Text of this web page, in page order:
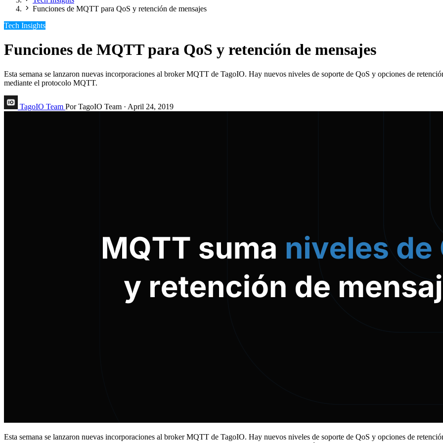
Funciones de MQTT para QoS y retención de mensajes
Tech Insights
Funciones de MQTT para QoS y retención de mensajes
Esta semana se lanzaron nuevas incorporaciones al broker MQTT de TagoIO. Hay nuevos niveles de soporte de QoS y opciones de
mediante el protocolo MQTT.
TagoIO Team Por TagoIO Team · April 24, 2019
Esta semana se lanzaron nuevas incorporaciones al broker MQTT de TagoIO. Hay nuevos niveles de soporte de QoS y opciones de